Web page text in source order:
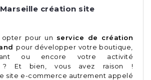
création site
opter pour un service de création
pour développer votre boutique,
ou encore votre activité
? Et bien, vous avez raison !
site e-commerce autrement appelé